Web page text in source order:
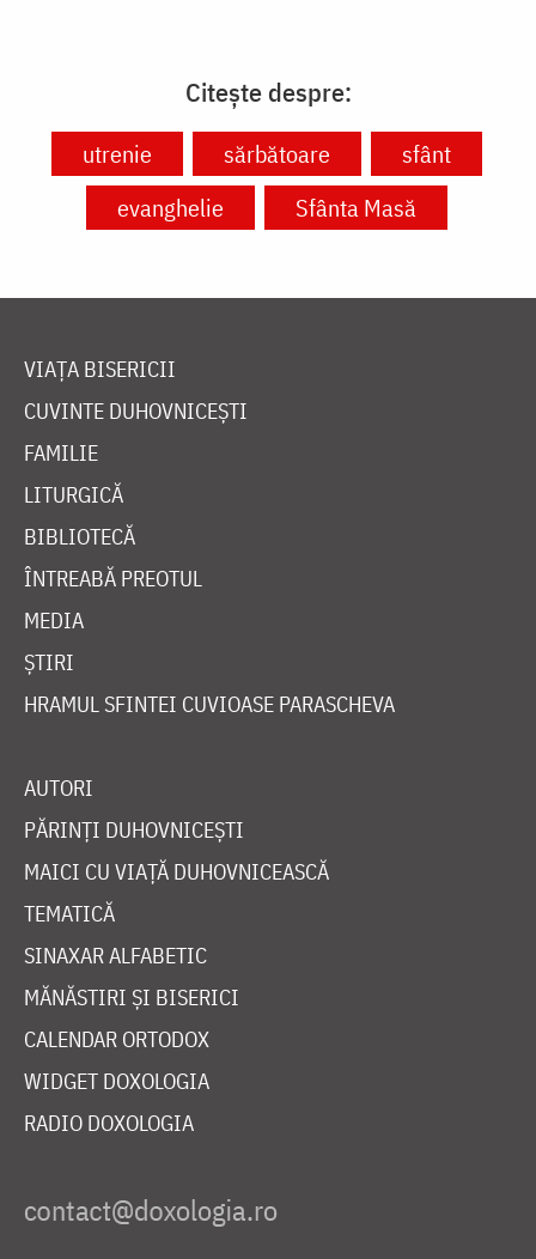
Citește despre:
utrenie sărbătoare
sfânt
evanghelie
Sfânta Masă
VIAȚA BISERICII
CUVINTE DUHOVNICEȘTI
FAMILIE
LITURGICĂ
BIBLIOTECĂ
ÎNTREABĂ PREOTUL
MEDIA
ȘTIRI
HRAMUL SFINTEI CUVIOASE PARASCHEVA
AUTORI
PĂRINȚI DUHOVNICEȘTI
MAICI CU VIAȚĂ DUHOVNICEASCĂ
TEMATICĂ
SINAXAR ALFABETIC
MĂNĂSTIRI ȘI BISERICI
CALENDAR ORTODOX
WIDGET DOXOLOGIA
RADIO DOXOLOGIA